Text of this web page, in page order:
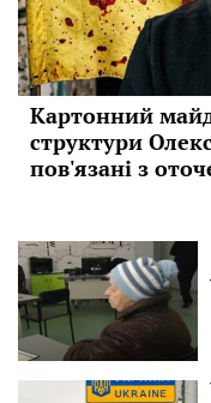
Картонний
структури
пов'язані з